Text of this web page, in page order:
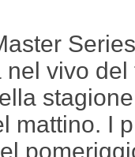
nel vivo del
mattino. I